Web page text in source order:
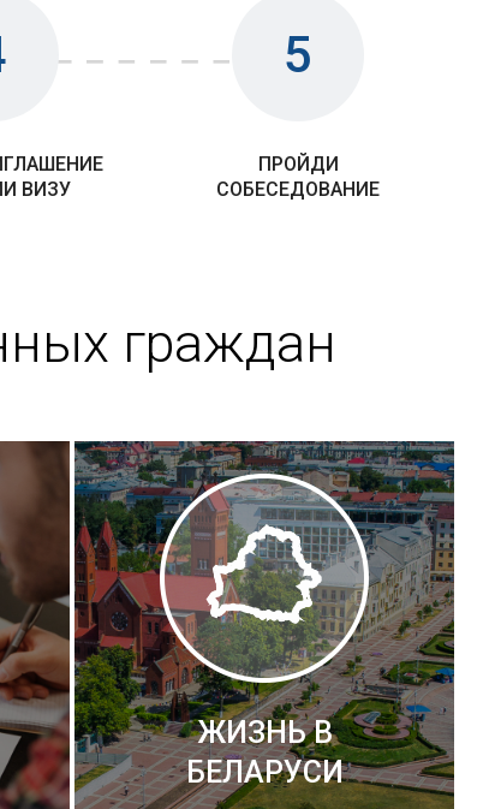
ВИЗУ
5
ПРОЙДИ
СОБЕСЕДОВАНИЕ
граждан
ЖИЗНЬ В
БЕЛАРУСИ